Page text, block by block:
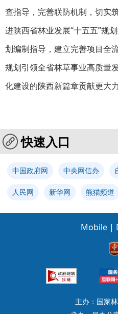
查指导，完善联防机制，切实
进陕西省林业发展“十五五”规
划编制指导，建立完善项目全
规划引领全省林草事业高质量
化建设的陕西新篇章贡献更大
快速入口
中国政府网 中央网信办
人民网 新华网 熊猫频道
Mobile |
主办：国家